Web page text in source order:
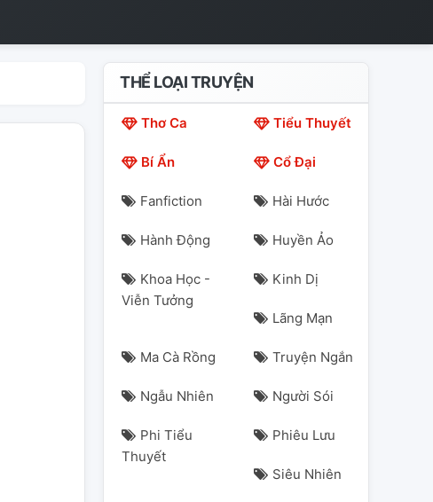
THỂ LOẠI TRUYỆN
Thơ Ca Tiểu Thuyết
Bí Ẩn Cổ Đại
Fanfiction Hài Hước
Hành Động Huyền Ảo
Khoa Học -
Viễn Tưởng
Kinh Dị
Lãng Mạn
Ma Cà Rồng Truyện Ngắn
Ngẫu Nhiên Người Sói
Phi Tiểu
Thuyết
Phiêu Lưu
Siêu Nhiên